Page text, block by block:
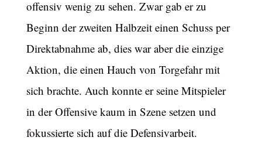
offensiv wenig zu sehen. Zwar gab er zu
Beginn der zweiten Halbzeit einen Schuss per
Direktabnahme ab, dies war aber die einzige
Aktion, die einen Hauch von Torgefahr mit
sich brachte. Auch konnte er seine Mitspieler
in der Offensive kaum in Szene setzen und
fokussierte sich auf die Defensivarbeit.